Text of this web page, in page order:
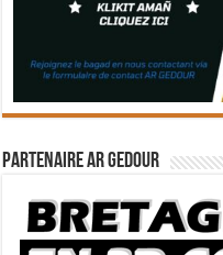
Partenaire Ar Gedour